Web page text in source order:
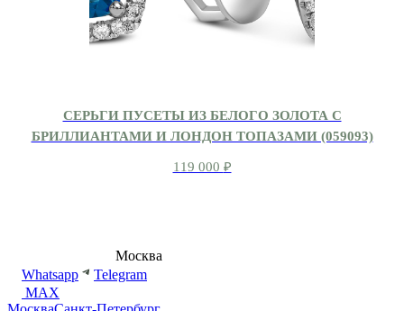
СЕРЬГИ ПУСЕТЫ ИЗ БЕЛОГО ЗОЛОТА С
БРИЛЛИАНТАМИ И ЛОНДОН ТОПАЗАМИ (059093)
119 000 ₽
Москва
Whatsapp
Telegram
MAX